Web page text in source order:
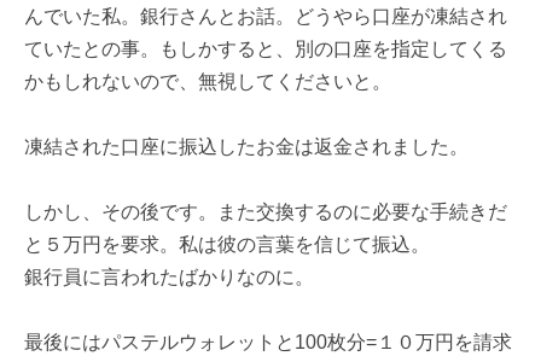
んでいた私。銀行さんとお話。どうやら口座が凍結され
ていたとの事。もしかすると、別の口座を指定してくる
かもしれないので、無視してくださいと。
凍結された口座に振込したお金は返金されました。
しかし、その後です。また交換するのに必要な手続きだ
と５万円を要求。私は彼の言葉を信じて振込。
銀行員に言われたばかりなのに。
最後にはパステルウォレットと100枚分=１０万円を請求